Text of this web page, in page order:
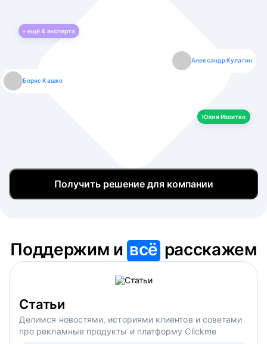
+ ещё4 эксперта
Борис Кашко
Александр Кулагин
Юлия Изоитко
Юлия Изоитко
Даниил Макаров
Александр Кулагин
Екатерина Лазаренко
Даниил Макаров
Борис Кашко
Екатерина Лазаренко
Юлия Изоитко
Получить решение для компании
Поддержим ивсё расскажем
Статьи
Делимся новостями, историями клиентов и советами
про рекламные продукты и платформу Clickme